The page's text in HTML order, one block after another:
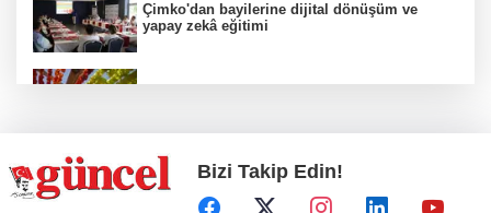
Çimko'dan bayilerine dijital dönüşüm ve
yapay zekâ eğitimi
Hamileler denize veya havuza girebilir mi?
Bizi Takip Edin!